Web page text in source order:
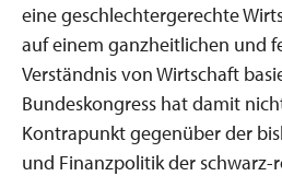
eine geschlechtergerechte
auf einem ganzheitlichen und
Verständnis von Wirtschaft
Bundeskongress hat damit
Kontrapunkt gegenüber der
und Finanzpolitik der